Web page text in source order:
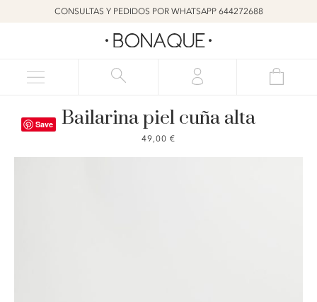
CONSULTAS Y PEDIDOS POR WHATSAPP 644272688
Bailarina piel cuña alta
49,00 €
Save